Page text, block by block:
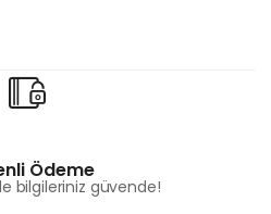
Ödeme
bilgileriniz güvende!